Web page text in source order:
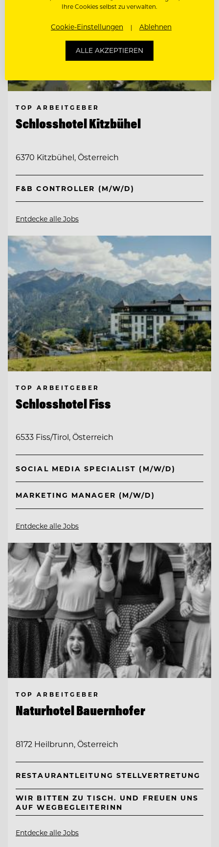
TOP ARBEITGEBER
Schlosshotel Kitzbühel
6370 Kitzbühel, Österreich
F&B CONTROLLER (M/W/D)
Entdecke alle Jobs
TOP ARBEITGEBER
Schlosshotel Fiss
6533 Fiss/Tirol, Österreich
SOCIAL MEDIA SPECIALIST (M/W/D)
MARKETING MANAGER (M/W/D)
Entdecke alle Jobs
TOP ARBEITGEBER
Naturhotel Bauernhofer
8172 Heilbrunn, Österreich
RESTAURANTLEITUNG STELLVERTRETUNG
WIR BITTEN ZU TISCH. UND FREUEN UNS
AUF WEGBEGLEITERINN
Entdecke alle Jobs
Ihre Cookies selbst zu verwalten.
Cookie-Einstellungen Ablehnen
ALLE AKZEPTIEREN